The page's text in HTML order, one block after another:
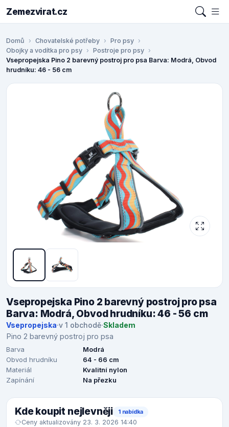
Zemezvirat.cz
Domů Chovatelské potřeby
Pro psy
Obojky a vodítka pro psy
Postroje pro psy
Vsepropejska Pino 2 barevný postroj pro psa Barva: Modrá, Obvod
hrudníku: 46 - 56 cm
Vsepropejska Pino 2 barevný postroj pro psa
Barva: Modrá, Obvod hrudníku: 46 - 56 cm
Vsepropejska·v 1 obchodě·Skladem
Pino 2 barevný postroj pro psa
Barva
Modrá
Obvod hrudníku
64 - 66 cm
Materiál
Kvalitní nylon
Zapínání
Na přezku
Kde koupit nejlevněji 1 nabídka
Ceny aktualizovány 23. 3. 2026 14:40